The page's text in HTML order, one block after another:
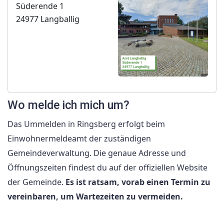
Süderende 1
24977 Langballig
Wo melde ich mich um?
Das Ummelden in Ringsberg erfolgt beim
Einwohnermeldeamt der zuständigen
Gemeindeverwaltung. Die genaue Adresse und
Öffnungszeiten findest du auf der offiziellen Website
der Gemeinde. Es ist ratsam, vorab einen Termin zu
vereinbaren, um Wartezeiten zu vermeiden.